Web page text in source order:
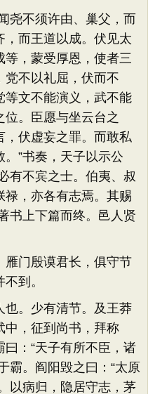
不须许由、巢父，而
而王道以成。伏见太
等，蒙受厚恩，使者三
党不以礼屈，伏而不
等文不能演义，武不能
。臣愿与坐云台之
，伏虚妄之罪。而敢私
”书奏，天子以示公
有不宾之士。伯夷、叔
，亦各有志焉。其赐
书上下篇而终。邑人贤
门殷谟君长，俱守节
到。
。少有清节。及王莽
中，征到尚书，拜称
：“天子有所不臣，诸
霸。阎阳毁之曰：“太原
以病归，隐居守志，茅